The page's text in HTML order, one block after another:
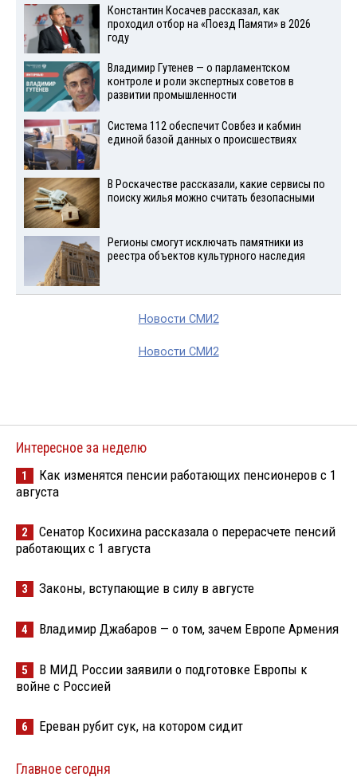
Константин Косачев рассказал, как
проходил отбор на «Поезд Памяти» в 2026
году
Владимир Гутенев — о парламентском
контроле и роли экспертных советов в
развитии промышленности
Система 112 обеспечит Совбез и кабмин
единой базой данных о происшествиях
В Роскачестве рассказали, какие сервисы по
поиску жилья можно считать безопасными
Регионы смогут исключать памятники из
реестра объектов культурного наследия
Новости СМИ2
Новости СМИ2
Интересное за неделю
1
Как изменятся пенсии работающих пенсионеров с 1
августа
2
Сенатор Косихина рассказала о перерасчете пенсий
работающих с 1 августа
3 Законы, вступающие в силу в августе
4 Владимир Джабаров — о том, зачем Европе Армения
5
В МИД России заявили о подготовке Европы к
войне с Россией
6 Ереван рубит сук, на котором сидит
Главное сегодня